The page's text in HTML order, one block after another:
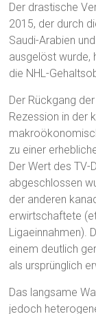
Der drastische
2015, der durch
Saudi-Arabien
ausgelöst wurde,
die NHL-
Der Rückgang
Rezession in der
zu einer
Der Wert des TV-
abgeschlossen
der anderen
erwirtschaftete
Ligaeinnahmen).
einem deutlich
als ursprünglich
Das langsame
jedoch